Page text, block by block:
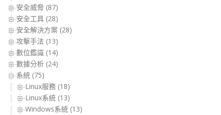
安全威脅 (87)
安全工具 (28)
安全解決方案 (28)
攻擊手法 (13)
數位鑑識 (14)
數據分析 (24)
系統 (75)
Linux服務 (18)
Linux系統 (13)
Windows系統 (13)